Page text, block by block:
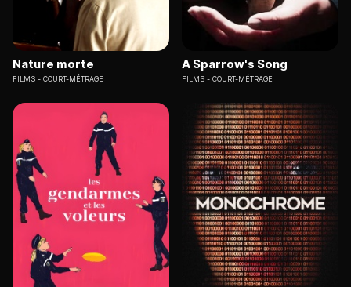
Nature morte
FILMS COURT-MÉTRAGE
A Sparrow's Song
FILMS COURT-MÉTRAGE